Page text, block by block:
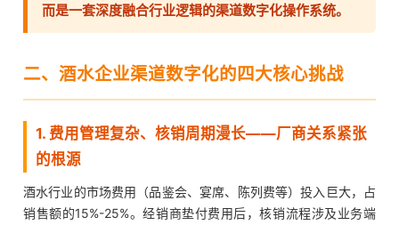
而是一套深度融合行业逻辑的渠道数字化操作系统。
二、酒水企业渠道数字化的四大核心挑战
1. 费用管理复杂、核销周期漫长——厂商关系紧张
的根源
酒水行业的市场费用（品鉴会、宴席、陈列费等）投入巨大，占
销售额的15%-25%。经销商垫付费用后，核销流程涉及业务端